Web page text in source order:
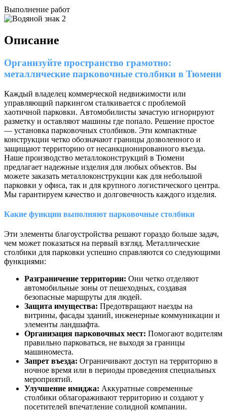
Выполнение работ
Описание
Организуйте пространство грамотно:
металлические парковочные столбики в Тюмени
Каждый владелец коммерческой недвижимости или
управляющий паркингом сталкивается с проблемой
хаотичной парковки. Автомобилисты зачастую игнорируют
разметку и оставляют машины где попало. Решение простое
— установка парковочных столбиков. Эти компактные
конструкции четко обозначают границы дозволенного и
защищают территорию от несанкционированного въезда.
Наше производство металлоконструкций в Тюмени
предлагает надежные изделия для любых объектов. Вы
можете заказать металлоконструкции как для небольшой
парковки у офиса, так и для крупного логистического центра.
Мы гарантируем качество и долговечность каждого изделия.
Какие функции выполняют парковочные столбики
Эти элементы благоустройства решают гораздо больше задач,
чем может показаться на первый взгляд. Металлические
столбики для парковки успешно справляются со следующими
функциями:
Разграничение территории: Они четко отделяют
автомобильные зоны от пешеходных, создавая
безопасные маршруты для людей.
Защита имущества: Предотвращают наезды на
витрины, фасады зданий, инженерные коммуникации и
элементы ландшафта.
Организация парковочных мест: Помогают водителям
правильно парковаться, не выходя за границы
машиноместа.
Запрет въезда: Ограничивают доступ на территорию в
ночное время или в периоды проведения специальных
мероприятий.
Улучшение имиджа: Аккуратные современные
столбики облагораживают территорию и создают у
посетителей впечатление солидной компании.